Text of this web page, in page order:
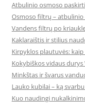
Atbulinio osmoso
Osmoso filtrų – atbulinio
Vandens filtrų po
Kaklaraištis ir stilius
Kirpyklos plautuvės:
Kokybiškos vidaus durys
Minkštas ir švarus
Lauko kubilai – ką
Kuo naudingi